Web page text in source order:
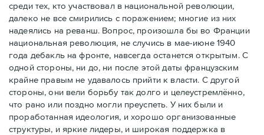
среди тех, кто участвовал в национальной революции,
далеко не все смирились с поражением; многие из них
надеялись на реванш. Вопрос, произошла бы во Франции
национальная революция, не случись в мае-июне 1940
года дебакль на фронте, навсегда останется открытым. С
одной стороны, ни до, ни после этой даты французским
крайне правым не удавалось прийти к власти. С другой
стороны, они вели борьбу так долго и целеустремлённо,
что рано или поздно могли преуспеть. У них были и
проработанная идеология, и хорошо организованные
структуры, и яркие лидеры, и широкая поддержка в